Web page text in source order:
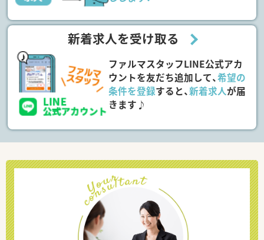
新着求人を受け取る
ファルマスタッフLINE公式アカ
ウントを友だち追加して、希望の
条件を登録すると、新着求人が届
きます♪